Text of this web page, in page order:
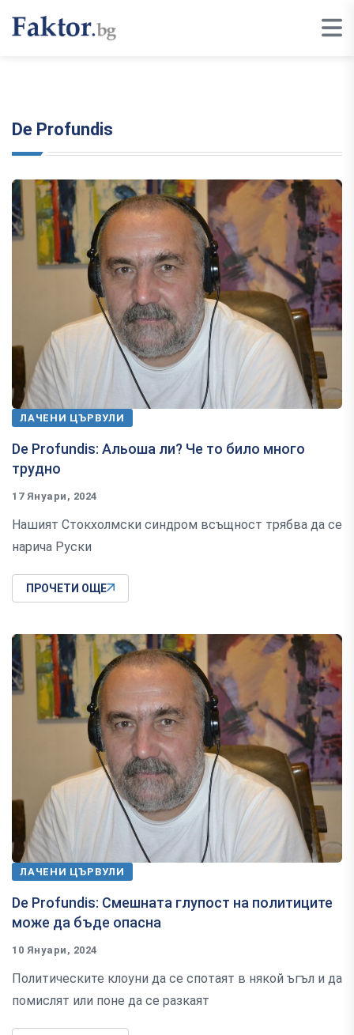
De Profundis
ЛАЧЕНИ ЦЪРВУЛИ
De Profundis: Альоша ли? Че то било много
трудно
17 Януари, 2024
Нашият Стокхолмски синдром всъщност трябва да се
нарича Руски
ПРОЧЕТИ ОЩЕ
ЛАЧЕНИ ЦЪРВУЛИ
De Profundis: Смешната глупост на политиците
може да бъде опасна
10 Януари, 2024
Политическите клоуни да се спотаят в някой ъгъл и да
помислят или поне да се разкаят